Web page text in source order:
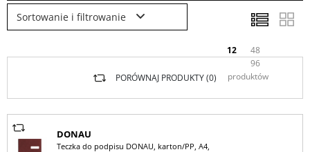
Sortowanie i filtrowanie
12
48
96
produktów
PORÓWNAJ PRODUKTY (0)
DONAU
Teczka do podpisu DONAU, karton/PP, A4,